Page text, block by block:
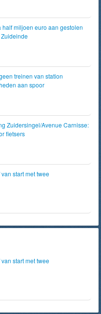
half miljoen euro aan gestolen
treinen van station
aan spoor
Zuidersingel/Avenue Carnisse:
fietsers
start met twee
start met twee